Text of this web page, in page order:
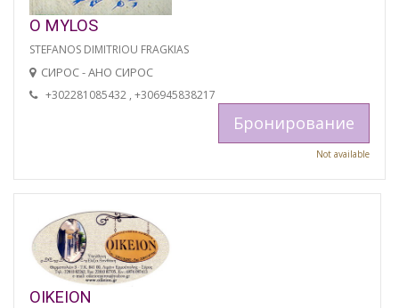
O MYLOS
STEFANOS DIMITRIOU FRAGKIAS
СИРОС - АНО СИРОС
+302281085432 , +306945838217
Бронирование
Not available
OIKEION